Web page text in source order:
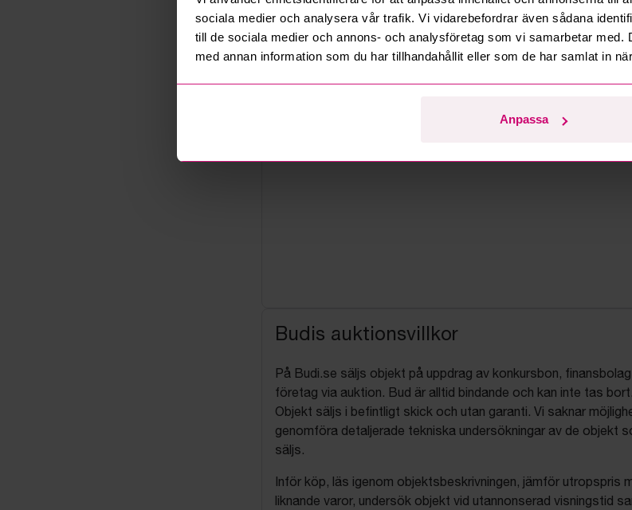
sociala medier och analysera vår trafik. Vi vidarebefordrar även sådana
till de sociala medier och annons- och analysföretag som vi samarbetar
med annan information som du har tillhandahållit eller som de har samlat in
Anpassa
Säljare
Företag
Budis auktionsvillkor
På Budi.se säljs objekt på uppdrag av konkursbon,
företag via auktion. Bud är alltid bindande och kan inte tas bort.
Objekt säljs i befintligt skick och utan garanti. Vi saknar
genomföra detaljerade tekniska undersökningar av de objekt
säljs.
Inför köp, läs igenom objektsbeskrivningen, jämför utropspris
liknande varor, undersök objekt vid utannonserad visningstid